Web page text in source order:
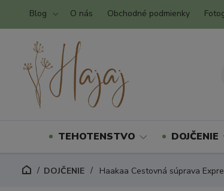
Blog O nás Obchodné podmienky
TEHOTENSTVO DOJČENIE
DOJČENIE Haakaa Cestovná súprava